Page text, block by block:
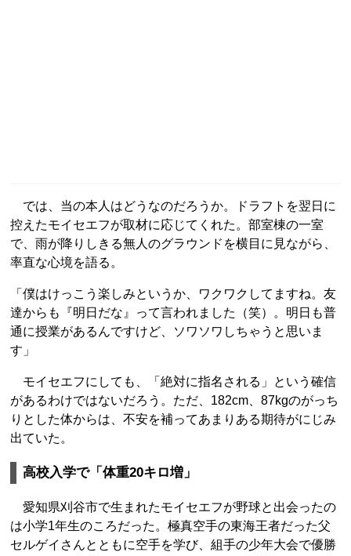
では、当の本人はどうなのだろうか。ドラフトを翌日に
控えたモイセエフが取材に応じてくれた。部室棟の一室
で、雨が降りしきる無人のグラウンドを横目に見ながら、
率直な心境を語る。
「僕はけっこう楽しみというか、ワクワクしてますね。友
達からも『明日だな』って言われました（笑）。明日も普
通に授業があるんですけど、ソワソワしちゃうと思いま
す」
モイセエフにしても、「絶対に指名される」という確信
があるわけではないだろう。ただ、182cm、87kgのがっち
りとした体からは、不安を補ってあまりある期待がにじみ
出ていた。
高校入学で「体重20キロ増」
愛知県刈谷市で生まれたモイセエフが野球と出会ったの
は小学1年生のころだった。極真空手の東海王者だった父
セルゲイさんとともに空手を学び、組手の少年大会で優勝